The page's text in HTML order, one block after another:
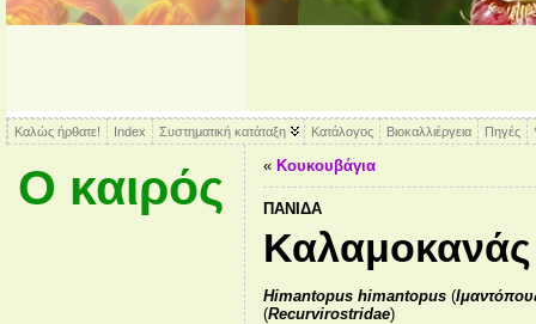
Καλώς ήρθατε! Index Συστηματική κατάταξη Κατάλογος Βιοκαλλιέργεια Πηγές
Ο καιρός « Κουκουβάγια
ΠΑΝΊΔΑ
Καλαμοκανάς
Himantopus himantopus(
(Recurvirostridae)